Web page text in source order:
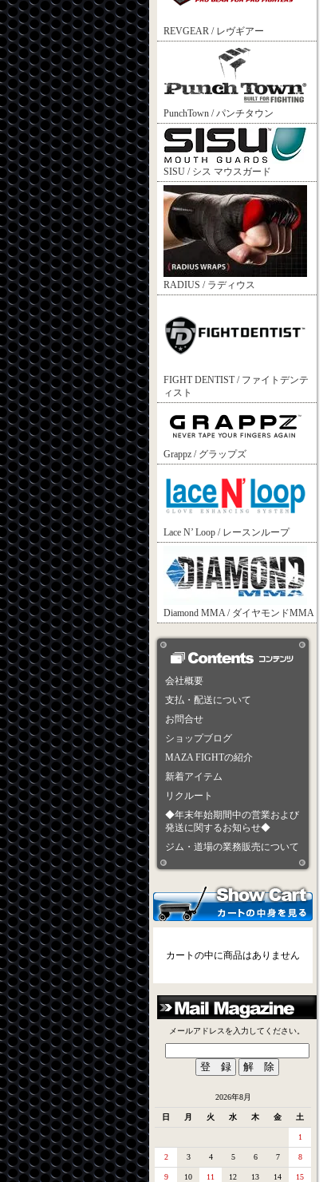
REVGEAR / レヴギアー
PunchTown / パンチタウン
SISU / シス マウスガード
RADIUS / ラディウス
FIGHT DENTIST / ファイトデンテ
ィスト
Grappz / グラップズ
Lace N’ Loop / レースンループ
Diamond MMA / ダイヤモンドMMA
会社概要
支払・配送について
お問合せ
ショップブログ
MAZA FIGHTの紹介
新着アイテム
リクルート
◆年末年始期間中の営業および
発送に関するお知らせ◆
ジム・道場の業務販売について
カートの中に商品はありません
メールアドレスを入力してください。
2026年8月
日 月 火 水 木 金 土
1
2 3 4 5 6 7 8
9 10 11 12 13 14 15